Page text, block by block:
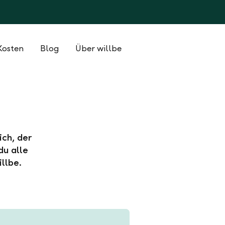
Blog Über willbe
der
alle